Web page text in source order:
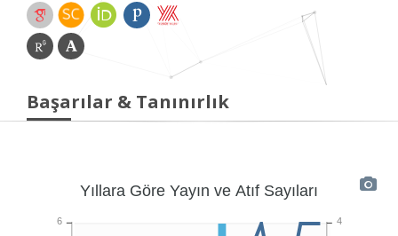
Başarılar & Tanınırlık
Yıllara Göre Yayın ve Atıf Sayıları
4
6